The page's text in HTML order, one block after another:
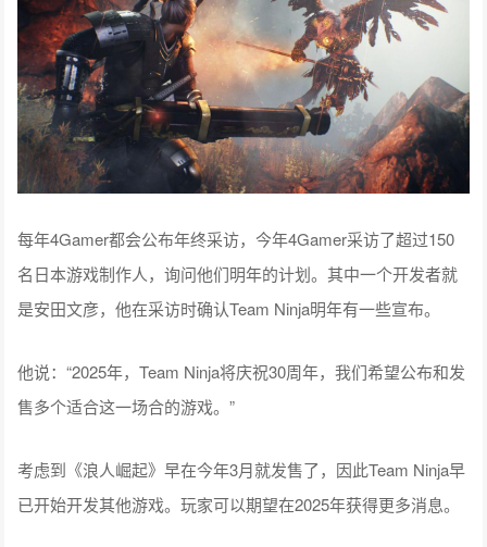
每年4Gamer都会公布年终采访，今年4Gamer采访了超过150
名日本游戏制作人，询问他们明年的计划。其中一个开发者就
是安田文彦，他在采访时确认Team Ninja明年有一些宣布。
他说：“2025年，Team Ninja将庆祝30周年，我们希望公布和发
售多个适合这一场合的游戏。”
考虑到《浪人崛起》早在今年3月就发售了，因此Team Ninja早
已开始开发其他游戏。玩家可以期望在2025年获得更多消息。